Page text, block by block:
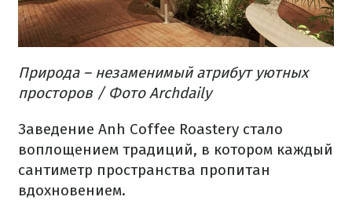
Природа – незаменимый атрибут уютных
просторов / Фото Archdaily
Заведение Anh Coffee Roastery стало
воплощением традиций, в котором каждый
сантиметр пространства пропитан
вдохновением.